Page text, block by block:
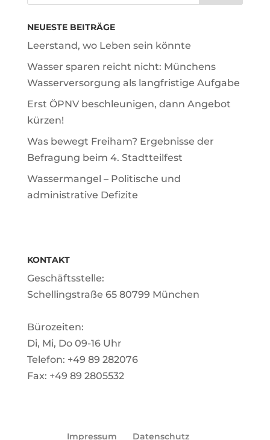
NEUESTE BEITRÄGE
Leerstand, wo Leben sein könnte
Wasser sparen reicht nicht: Münchens
Wasserversorgung als langfristige Aufgabe
Erst ÖPNV beschleunigen, dann Angebot
kürzen!
Was bewegt Freiham? Ergebnisse der
Befragung beim 4. Stadtteilfest
Wassermangel – Politische und
administrative Defizite
KONTAKT
Geschäftsstelle:
Schellingstraße 65 80799 München
Bürozeiten:
Di, Mi, Do 09-16 Uhr
Telefon: +49 89 282076
Fax: +49 89 2805532
Impressum Datenschutz